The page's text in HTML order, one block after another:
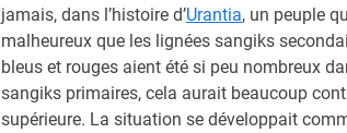
jamais, dans l’histoire d’Urantia, un peuple
malheureux que les lignées sangiks
bleus et rouges aient été si peu nombreux
sangiks primaires, cela aurait beaucoup
supérieure. La situation se développait